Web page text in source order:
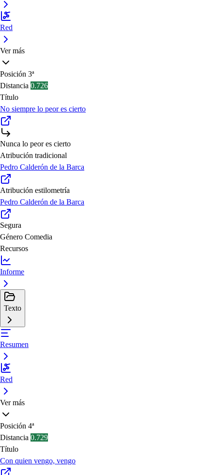
Red
Ver más
Posición 3ª
Distancia 0.726
Título
No siempre lo peor es cierto
Nunca lo peor es cierto
Atribución tradicional
Pedro Calderón de la Barca
Atribución estilometría
Pedro Calderón de la Barca
Segura
Género Comedia
Recursos
Informe
Texto
Resumen
Red
Ver más
Posición 4ª
Distancia 0.729
Título
Con quien vengo, vengo